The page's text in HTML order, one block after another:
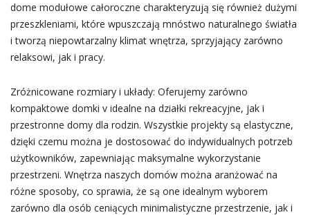
dome modułowe całoroczne charakteryzują się również dużymi
przeszkleniami, które wpuszczają mnóstwo naturalnego światła
i tworzą niepowtarzalny klimat wnętrza, sprzyjający zarówno
relaksowi, jak i pracy.
Zróżnicowane rozmiary i układy: Oferujemy zarówno
kompaktowe domki v idealne na działki rekreacyjne, jak i
przestronne domy dla rodzin. Wszystkie projekty są elastyczne,
dzięki czemu można je dostosować do indywidualnych potrzeb
użytkowników, zapewniając maksymalne wykorzystanie
przestrzeni. Wnętrza naszych domów można aranżować na
różne sposoby, co sprawia, że są one idealnym wyborem
zarówno dla osób ceniących minimalistyczne przestrzenie, jak i